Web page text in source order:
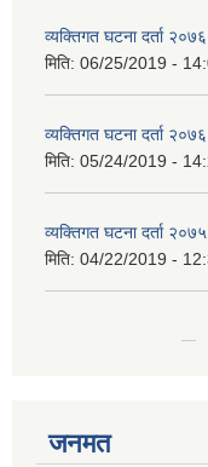
व्यक्तिगत घटना दर्ता
मिति: 06/25/2019 -
व्यक्तिगत घटना दर्ता
मिति: 05/24/2019 -
व्यक्तिगत घटना दर्ता
मिति: 04/22/2019 -
जनमत